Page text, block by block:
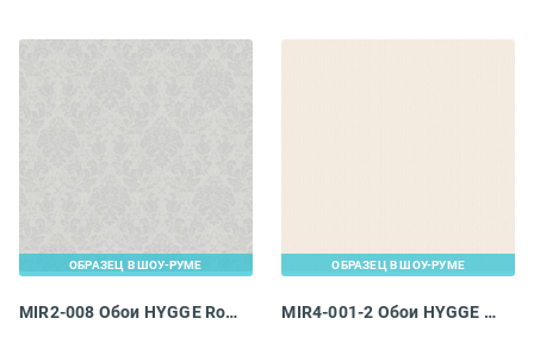
ОБРАЗЕЦ В ШОУ-РУМЕ
MIR2-008 Обои HYGGE Roll Made in Russia
ОБРАЗЕЦ В ШОУ-РУМЕ
MIR4-001-2 Обои HYGGE Roll Made in Russia